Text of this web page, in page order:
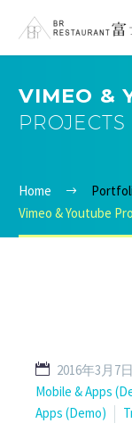
VIMEO &
PROJECTS
Home
Vimeo & Youtube
2016年3月7日
Mobile & Apps
Apps (Demo)